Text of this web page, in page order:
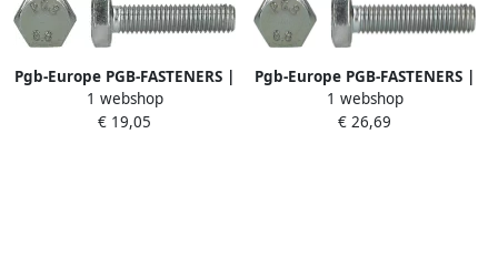
Pgb-Europe PGB-FASTENERS |
Zeskanttapbout 8.8 DIN 933
M 10x50 Zn | 100 st
1 webshop
€ 19,05
Pgb-Europe PGB-FASTENERS |
Zeskanttapbout 8.8 DIN 933
M12x100 Zn | 50 st
1 webshop
€ 26,69